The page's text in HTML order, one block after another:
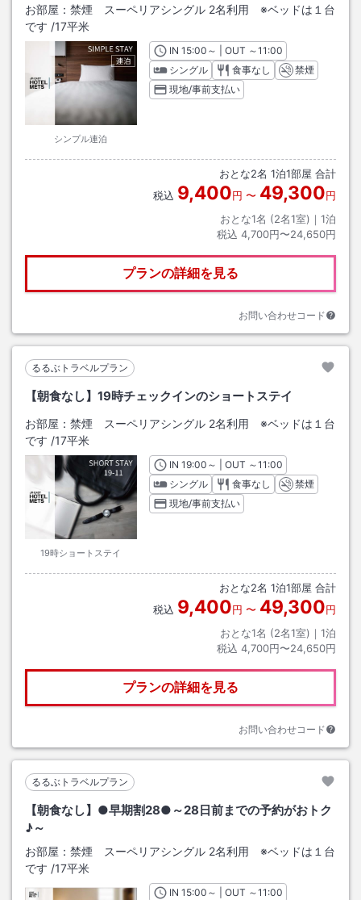
お部屋： 禁煙 スーペリアシングル 2名利用 ※ベッドは１台
です /17平米
シンプル連泊
INチェックイン
15:00 ～ | OUT チェックアウト
～11:00
シングル
食事なし
禁煙
現地/事前支払い
おとな2名 1泊1部屋 合計
税込 9,400円 〜 49,300円
おとな1名 (2名1室)｜ 1泊
税込 4,700円〜24,650円
プランの詳細を見る
お問い合わせコード
るるぶトラベルプラン
【朝食なし】19時チェックインのショートステイ
お部屋： 禁煙 スーペリアシングル 2名利用 ※ベッドは１台
です /17平米
19時ショートステイ
INチェックイン
19:00 ～ | OUT チェックアウト
～11:00
シングル
食事なし
禁煙
現地/事前支払い
おとな2名 1泊1部屋 合計
税込 9,400円 〜 49,300円
おとな1名 (2名1室)｜ 1泊
税込 4,700円〜24,650円
プランの詳細を見る
お問い合わせコード
るるぶトラベルプラン
【朝食なし】●早期割28●～28日前までの予約がおトク
♪～
お部屋： 禁煙 スーペリアシングル 2名利用 ※ベッドは１台
です /17平米
INチェックイン
15:00 ～ | OUT チェックアウト
～11:00